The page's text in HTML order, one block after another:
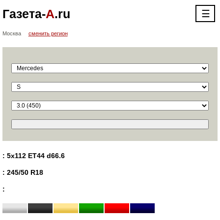
Газета-А.ru ☰
Москва сменить регион
: 5x112 ET44 d66.6
: 245/50 R18
: